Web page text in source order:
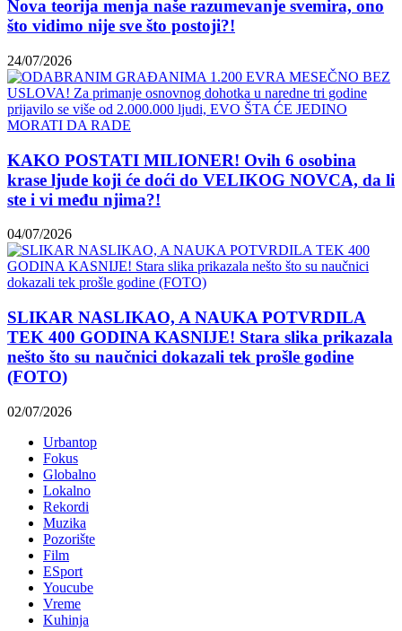
Nova teorija menja naše razumevanje svemira, ono
što vidimo nije sve što postoji?!
24/07/2026
KAKO POSTATI MILIONER! Ovih 6 osobina
krase ljude koji će doći do VELIKOG NOVCA, da li
ste i vi među njima?!
04/07/2026
SLIKAR NASLIKAO, A NAUKA POTVRDILA
TEK 400 GODINA KASNIJE! Stara slika prikazala
nešto što su naučnici dokazali tek prošle godine
(FOTO)
02/07/2026
Urbantop
Fokus
Globalno
Lokalno
Rekordi
Muzika
Pozorište
Film
ESport
Youcube
Vreme
Kuhinja